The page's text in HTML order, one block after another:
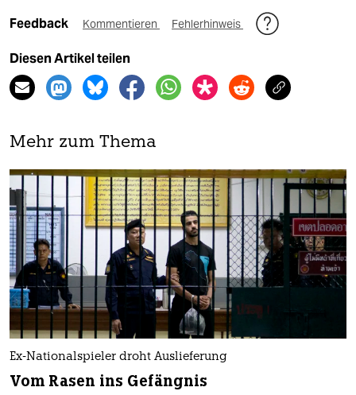
Feedback Kommentieren Fehlerhinweis
Diesen Artikel teilen
Mehr zum Thema
Ex-Nationalspieler droht Auslieferung
Vom Rasen ins Gefängnis